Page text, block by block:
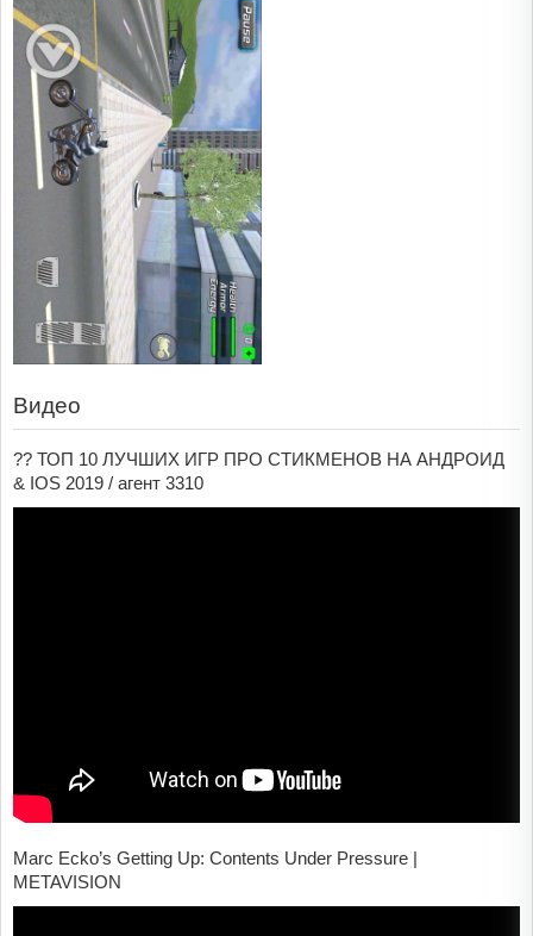
Видео
?? ТОП 10 ЛУЧШИХ ИГР ПРО СТИКМЕНОВ НА АНДРОИД
& IOS 2019 / агент 3310
Marc Ecko’s Getting Up: Contents Under Pressure |
METAVISION